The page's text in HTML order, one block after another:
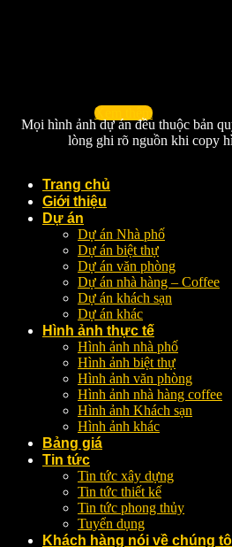
Xem thêm
Mọi hình ảnh dự án đều thuộc bản
lòng ghi rõ nguồn khi copy
Trang chủ
Giới thiệu
Dự án
Dự án Nhà phố
Dự án biệt thự
Dự án văn phòng
Dự án nhà hàng – Coffee
Dự án khách sạn
Dự án khác
Hình ảnh thực tế
Hình ảnh nhà phố
Hình ảnh biệt thự
Hình ảnh văn phòng
Hình ảnh nhà hàng coffee
Hình ảnh Khách sạn
Hình ảnh khác
Bảng giá
Tin tức
Tin tức xây dựng
Tin tức thiết kế
Tin tức phong thủy
Tuyển dụng
Khách hàng nói về chúng